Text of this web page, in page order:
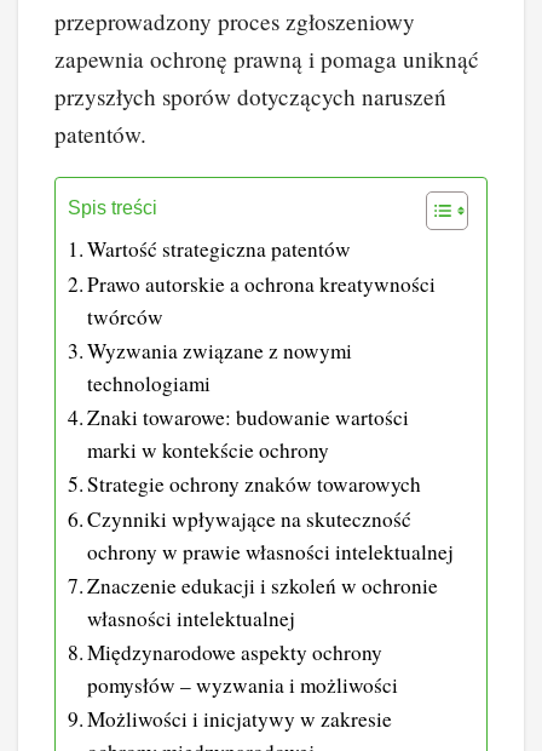
przeprowadzony proces zgłoszeniowy
zapewnia ochronę prawną i pomaga uniknąć
przyszłych sporów dotyczących naruszeń
patentów.
Spis treści
Wartość strategiczna patentów
Prawo autorskie a ochrona kreatywności
twórców
Wyzwania związane z nowymi
technologiami
Znaki towarowe: budowanie wartości
marki w kontekście ochrony
Strategie ochrony znaków towarowych
Czynniki wpływające na skuteczność
ochrony w prawie własności intelektualnej
Znaczenie edukacji i szkoleń w ochronie
własności intelektualnej
Międzynarodowe aspekty ochrony
pomysłów – wyzwania i możliwości
Możliwości i inicjatywy w zakresie